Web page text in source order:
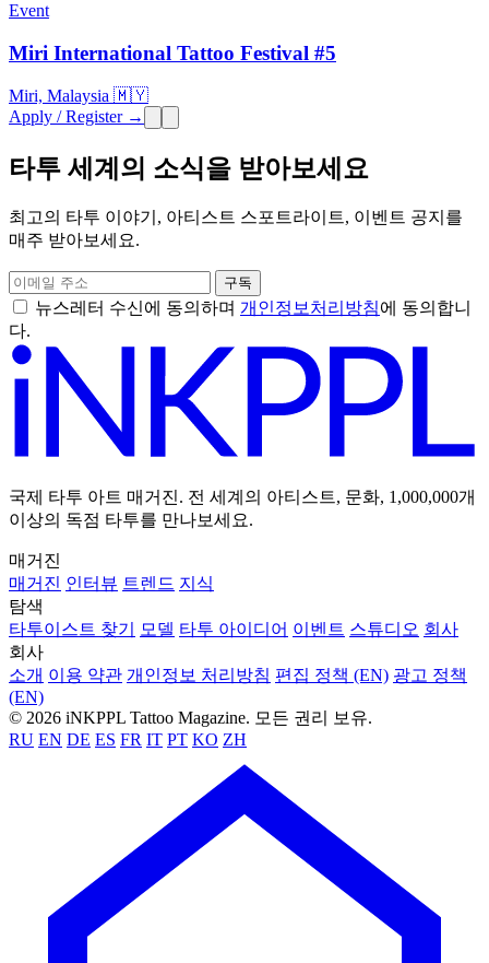
Event
Miri International Tattoo Festival #5
Miri, Malaysia 🇲🇾
Apply / Register →
타투 세계의 소식을 받아보세요
최고의 타투 이야기, 아티스트 스포트라이트, 이벤트 공지를
매주 받아보세요.
구독
뉴스레터 수신에 동의하며 개인정보처리방침에 동의합니
다.
국제 타투 아트 매거진. 전 세계의 아티스트, 문화, 1,000,000개
이상의 독점 타투를 만나보세요.
매거진
매거진 인터뷰 트렌드 지식
탐색
타투이스트 찾기
모델 타투 아이디어 이벤트 스튜디오 회사
회사
소개 이용 약관 개인정보 처리방침 편집 정책 (EN) 광고 정책
(EN)
© 2026 iNKPPL Tattoo Magazine. 모든 권리 보유.
RU EN DE ES FR IT PT KO ZH